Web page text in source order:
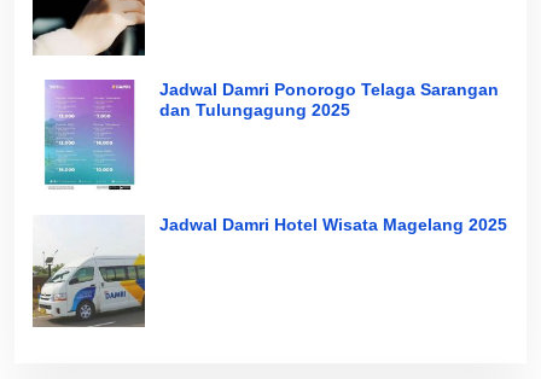
Jadwal Damri Ponorogo Telaga Sarangan
dan Tulungagung 2025
Jadwal Damri Hotel Wisata Magelang 2025